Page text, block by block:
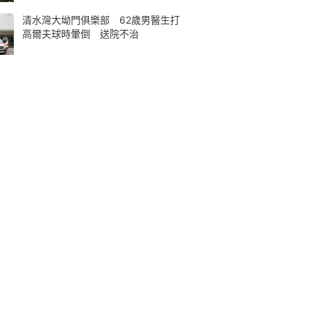
清水灣大坳門俱樂部 62歲男醫生打
高爾夫球時暈倒 送院不治